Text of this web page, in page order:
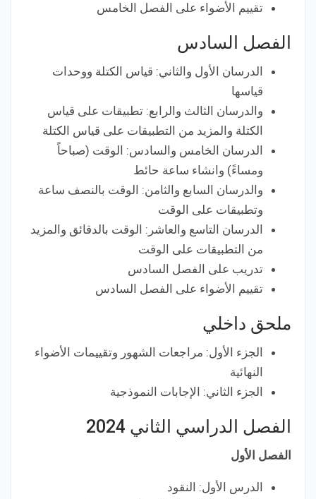
تقييم الأضواء على الفصل الخامس
الفصل السادس
الدرسان الأول والثاني: قياس الكتلة ووحدات
قياسها
والدرسان الثالث والرابع: تطبيقات على قياس
الكتلة والمزيد من التطبيقات على قياس الكتلة
الدرسان الخامس والسادس: الوقت (صباحاً
ومساءً) وانشاء ساعة حائط
والدرسان السابع والثامن: الوقت بالنصف ساعة
وتطبيقات على الوقت
الدرسان التاسع والعاشر: الوقت بالدقائق والمزيد
من التطبيقات على الوقت
تدريب على الفصل السادس
تقييم الأضواء على الفصل السادس
ملحق داخلي
الجزء الأول: مراجعات الشهور وتقييمات الأضواء
النهائية
الجزء الثاني: الإجابات النموذجية
الفصل الدراسي الثاني 2024
الفصل الأول
الدرس الأول: النقود